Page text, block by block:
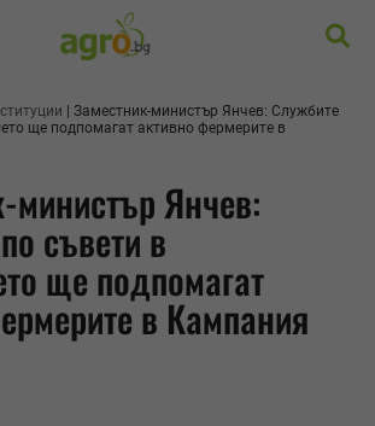
Заместник-министър Янчев: Службите
ще подпомагат активно фермерите в
министър Янчев:
съвети в
ще подпомагат
в Кампания